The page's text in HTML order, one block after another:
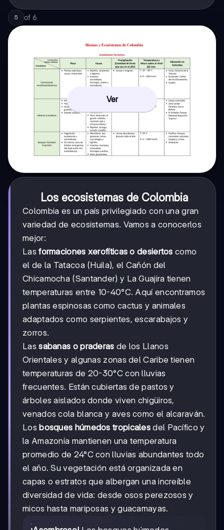
5 of 6
Ver
Los ecosistemas de Colombia
Colombia es un país privilegiado con una gran
variedad de ecosistemas. Vamos a conocerlos
mejor:
Lasformaciones xerofíticas o desiertos como
el de la Tatacoa (Huila), el Cañón del
Chicamocha (Santander) y La Guajira tienen
temperaturas entre 10-40°C. Aquí encontramos
plantas espinosas como cactus y animales
adaptados como serpientes, escarabajos y
zorros.
Lassabanas o praderas de los Llanos
Orientales y algunas zonas del Caribe tienen
temperaturas de 20-30°C con lluvias
frecuentes. Están cubiertas de pastos y
árboles aislados donde viven chigüiros,
venados cola blanca y aves como el alcaraván.
Los bosques húmedos tropicales del Pacífico y
la Amazonía mantienen una temperatura
promedio de 24°C con lluvias abundantes todo
el año. Su vegetación está organizada en
capas o estratos que albergan una increíble
diversidad de vida: desde osos perezosos y
micos hasta mariposas y guacamayas.